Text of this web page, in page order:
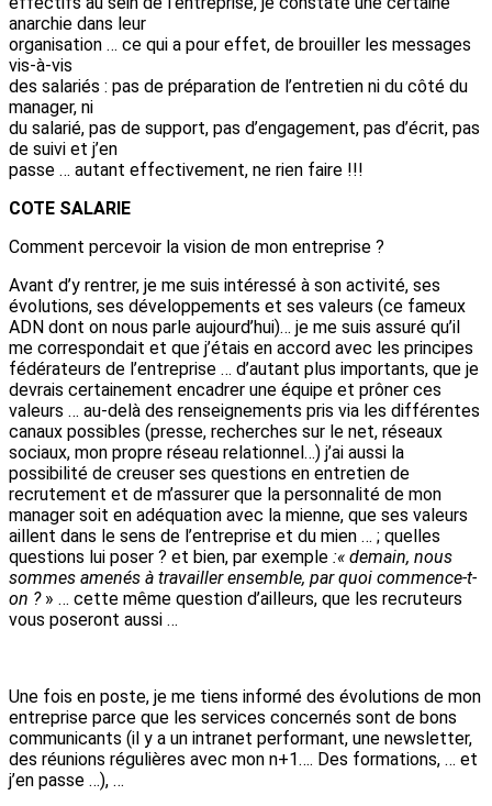
anarchie dans leur
organisation … ce qui a pour effet, de brouiller les messages
vis-à-vis
des salariés : pas de préparation de l’entretien ni du côté du
manager, ni
du salarié, pas de support, pas d’engagement, pas d’écrit, pas
de suivi et j’en
passe … autant effectivement, ne rien faire !!!
COTE SALARIE
Comment percevoir la vision de mon entreprise ?
Avant d’y rentrer, je me suis intéressé à son activité, ses
évolutions, ses développements et ses valeurs (ce fameux
ADN dont on nous parle aujourd’hui)… je me suis assuré qu’il
me correspondait et que j’étais en accord avec les principes
fédérateurs de l’entreprise … d’autant plus importants, que je
devrais certainement encadrer une équipe et prôner ces
valeurs … au-delà des renseignements pris via les différentes
canaux possibles (presse, recherches sur le net, réseaux
sociaux, mon propre réseau relationnel…) j’ai aussi la
possibilité de creuser ses questions en entretien de
recrutement et de m’assurer que la personnalité de mon
manager soit en adéquation avec la mienne, que ses valeurs
aillent dans le sens de l’entreprise et du mien … ; quelles
questions lui poser ? et bien, par exemple :« demain, nous
sommes amenés à travailler ensemble, par quoi commence-t-
on ?» … cette même question d’ailleurs, que les recruteurs
vous poseront aussi …
Une fois en poste, je me tiens informé des évolutions de mon
entreprise parce que les services concernés sont de bons
communicants (il y a un intranet performant, une newsletter,
des réunions régulières avec mon n+1…. Des formations, … et
j’en passe …), …